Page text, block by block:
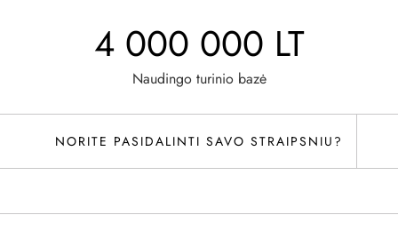
4 000 000 LT
Naudingo turinio bazė
NORITE PASIDALINTI SAVO STRAIPSNIU?